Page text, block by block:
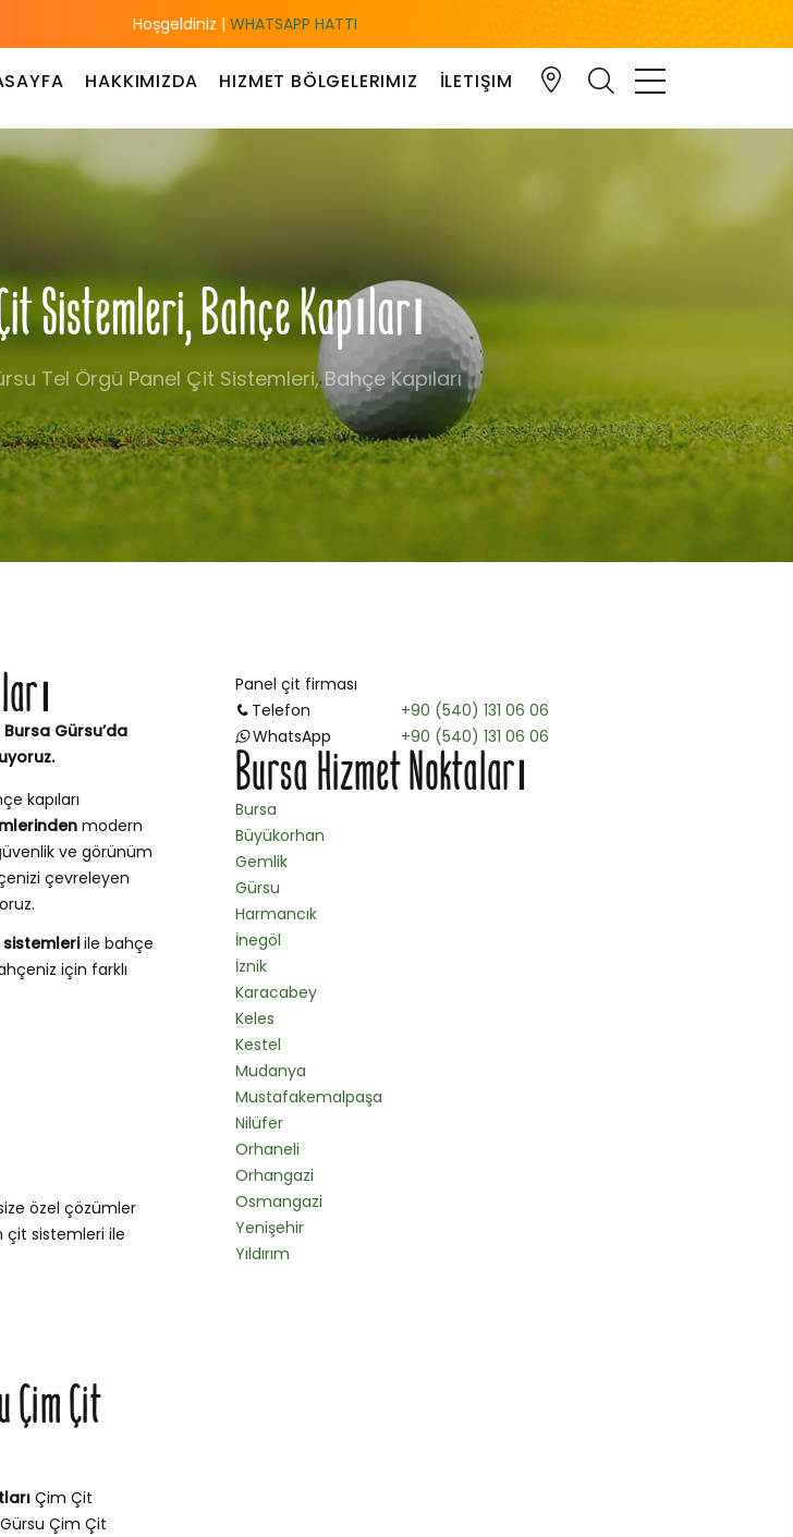
Hoşgeldiniz | WHATSAPP HATTI
HAKKIMIZDA HIZMET BÖLGELERIMIZ İLETIŞIM
Sistemleri, Bahçe Kapıları
Tel Örgü Panel Çit Sistemleri, Bahçe Kapıları
Panel çit firması
Telefon
+90 (540) 131 06 06
WhatsApp
+90 (540) 131 06 06
Bursa Hizmet Noktaları
Bursa
Büyükorhan
Gemlik
Gürsu
Harmancık
İnegöl
İznik
Karacabey
Keles
Kestel
Mudanya
Mustafakemalpaşa
Nilüfer
Orhaneli
Orhangazi
Osmangazi
Yenişehir
Yıldırım
Gürsu’da
kapıları
modern
ve görünüm
çevreleyen
ile bahçe
için farklı
özel çözümler
çit sistemleri ile
Çim Çit
Çim Çit
Çim Çit